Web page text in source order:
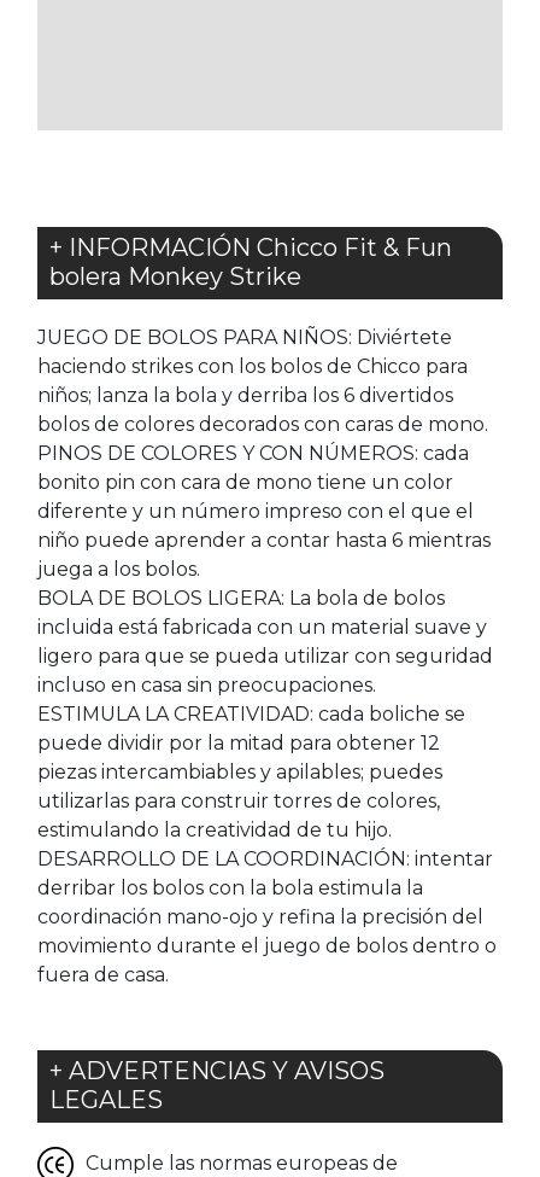
+ INFORMACIÓN Chicco Fit & Fun
bolera Monkey Strike
JUEGO DE BOLOS PARA NIÑOS: Diviértete
haciendo strikes con los bolos de Chicco para
niños; lanza la bola y derriba los 6 divertidos
bolos de colores decorados con caras de mono.
PINOS DE COLORES Y CON NÚMEROS: cada
bonito pin con cara de mono tiene un color
diferente y un número impreso con el que el
niño puede aprender a contar hasta 6 mientras
juega a los bolos.
BOLA DE BOLOS LIGERA: La bola de bolos
incluida está fabricada con un material suave y
ligero para que se pueda utilizar con seguridad
incluso en casa sin preocupaciones.
ESTIMULA LA CREATIVIDAD: cada boliche se
puede dividir por la mitad para obtener 12
piezas intercambiables y apilables; puedes
utilizarlas para construir torres de colores,
estimulando la creatividad de tu hijo.
DESARROLLO DE LA COORDINACIÓN: intentar
derribar los bolos con la bola estimula la
coordinación mano-ojo y refina la precisión del
movimiento durante el juego de bolos dentro o
fuera de casa.
+ ADVERTENCIAS Y AVISOS
LEGALES
Cumple las normas europeas de